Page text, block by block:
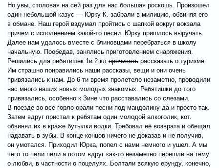
Но увы, столовая на сей раз для нас большая роскошь. Произошел
один небольшой казус — Юрку К. забрали в милицию, обвиняя его
в обмане. Наш герой вздумал пройтись с шапкой вокруг вокзала
причем с исполнением какой-то песни. Юрку пришлось выручать.
Далее нам удалось вместе с блиновцами перебраться в школу
начальную. Пообедав, занялись приготовлением снаряжения.
Решились для ребятишек 1и 2 кл прочитать рассказать о туризме.
Им страшно понравились наши рассказы, вещи и они очень
привязались к нам. До 6-ти время пролетело незаметно, проводили
нас много наших новых молодых знакомых. Ребятишки до того
привязались, особенно к Зине что расставались со слезами.
В поезде во все горло орали песни под мандолину да и просто так.
Затем вдруг пристал к ребятам один молодой алкоголик, кот.
обвинял их в краже бутылки водки. Требовал её возврата и обещал
надавать в зубы. В конце-концов ничего не доказав и не получив,
он умотался. Приходил Юрка, попел с нами немного и ушел. А мы
чего то пели пели а потом вдруг как-то незаметно перешли на тему
о любви, в частности о поцелуях. Болтали всякую ерунду, конечно,